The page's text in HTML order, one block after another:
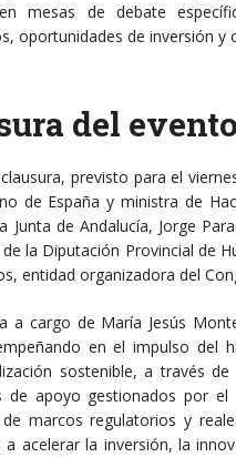
mesas de debate
oportunidades de inversión y
del evento
previsto para el
de España y ministra de
Junta de Andalucía, Jorge
la Diputación Provincial de
entidad organizadora del
a cargo de María Jesús
en el impulso del
sostenible, a través
de apoyo gestionados por
marcos regulatorios y
a acelerar la inversión, la